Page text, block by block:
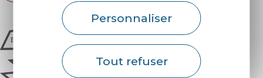
Personnaliser
Tout refuser